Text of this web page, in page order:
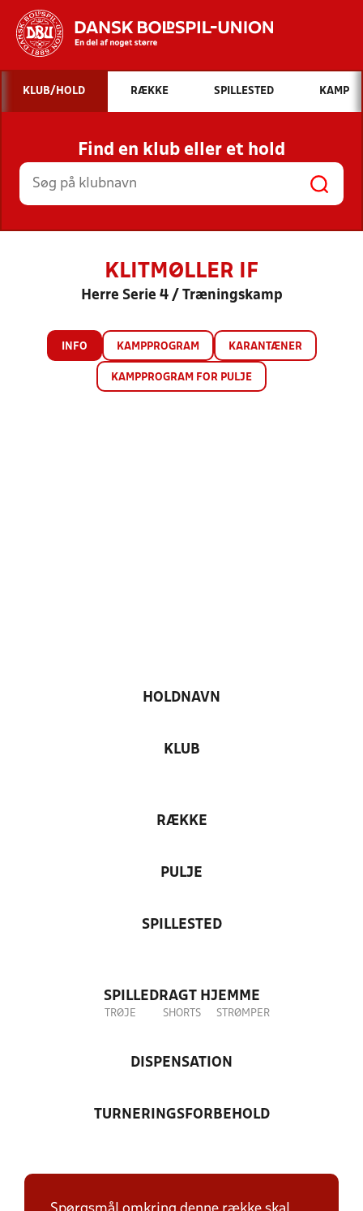
Hvad vil du søge efter?
INDHOLD OG NYHEDER
STILLINGER, RESULTATER, KLUBBER OG
HOLD
KLUB/HOLD RÆKKE SPILLESTED KAMP
Find en klub eller et hold
KLITMØLLER IF
Herre Serie 4 / Træningskamp
INFO KAMPPROGRAM KARANTÆNER
KAMPPROGRAM FOR PULJE
HOLDNAVN
KLUB
RÆKKE
PULJE
SPILLESTED
SPILLEDRAGT HJEMME
TRØJE SHORTS STRØMPER
DISPENSATION
TURNERINGSFORBEHOLD